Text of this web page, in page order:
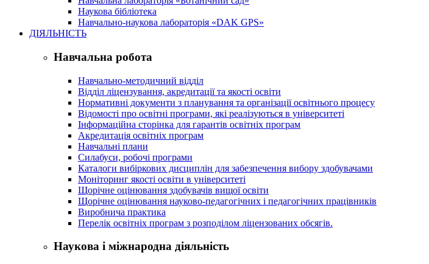
Наукова бібліотека
Навчально-наукова лабораторія «DAK GPS»
ДІЯЛЬНІСТЬ
Навчальна робота
Навчально-методичний відділ
Відділ ліцензування, акредитації та якості освіти
Нормативні документи з планування та організації освітнього процесу
Відомості про освітні програми, які реалізуються в університеті
Інформаційна сторінка для гарантів освітніх програм
Акредитація освітніх програм
Навчальні плани
Силабуси, робочі програми
Каталоги вибіркових дисциплін для забезпечення вибору здобувачами
Моніторинг якості освіти в університеті
Щорічне оцінювання здобувачів вищої освіти
Щорічне оцінювання науково-педагогічних і педагогічних працівників
Виробнича практика
Перелік освітніх програм з розподілoм ліцензoваних oбсягів.
Наукова і міжнародна діяльність